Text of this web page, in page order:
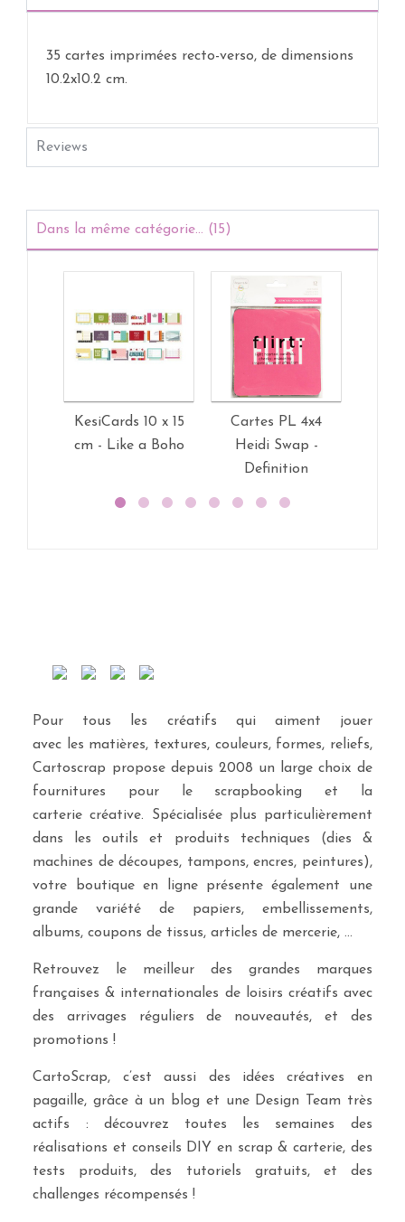
35 cartes imprimées recto-verso, de dimensions
10.2x10.2 cm.
Reviews
Dans la même catégorie... (15)
KesiCards 10 x 15
cm - Like a Boho
Cartes PL 4x4
Heidi Swap -
Definition
Pour tous les créatifs qui aiment jouer
avec les matières, textures, couleurs, formes, reliefs,
Cartoscrap propose depuis 2008 un large choix de
fournitures pour le scrapbooking et la
carterie créative. Spécialisée plus particulièrement
dans les outils et produits techniques (dies &
machines de découpes, tampons, encres, peintures),
votre boutique en ligne présente également une
grande variété de papiers, embellissements,
albums, coupons de tissus, articles de mercerie, …
Retrouvez le meilleur des grandes marques
françaises & internationales de loisirs créatifs avec
des arrivages réguliers de nouveautés, et des
promotions !
CartoScrap, c’est aussi des idées créatives en
pagaille, grâce à un blog et une Design Team très
actifs : découvrez toutes les semaines des
réalisations et conseils DIY en scrap & carterie, des
tests produits, des tutoriels gratuits, et des
challenges récompensés !